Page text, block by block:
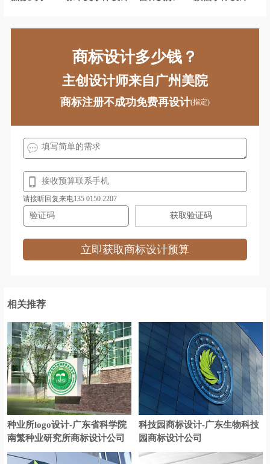
卫星电视logo设计 香槟logo设计
箱包logo设计 洗衣液logo设计
洗发水logo设计 蓄电池logo设计
芯片logo设计 项链logo设计
雪糕logo设计 休闲服logo设计
鞋logo设计 湘菜logo设计
西餐logo设计
燕窝logo设计 饮用水logo设计
洋酒logo设计 乐器logo设计
医药logo设计 药企logo设计
药店logo设计 药品logo设计
医疗器械logo设计 眼镜logo设计
音响logo设计 音箱logo设计
饮料logo设计 运动服logo设计
商标设计多少钱？
主创设计师来自广州美院
商标注册不成功免费再设计(指定)
请接听回复来电135 0150 2207
获取验证码
立即获取商标设计预算
相关推荐
种业所logo设计-广东省科学院
南繁种业研究所商标设计公司
科技园商标设计-广东生物科技
园商标设计公司